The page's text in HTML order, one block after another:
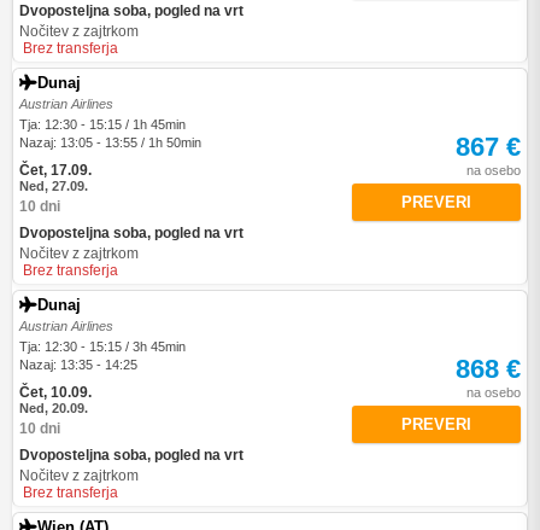
Dvoposteljna soba, pogled na vrt
Nočitev z zajtrkom
Brez transferja
Dunaj
Austrian Airlines
Tja: 12:30 - 15:15 / 1h 45min
Nazaj: 13:05 - 13:55 / 1h 50min
Čet, 17.09.
Ned, 27.09.
10 dni
Dvoposteljna soba, pogled na vrt
Nočitev z zajtrkom
Brez transferja
867 €
na osebo
PREVERI
Dunaj
Austrian Airlines
Tja: 12:30 - 15:15 / 3h 45min
Nazaj: 13:35 - 14:25
Čet, 10.09.
Ned, 20.09.
10 dni
Dvoposteljna soba, pogled na vrt
Nočitev z zajtrkom
Brez transferja
868 €
na osebo
PREVERI